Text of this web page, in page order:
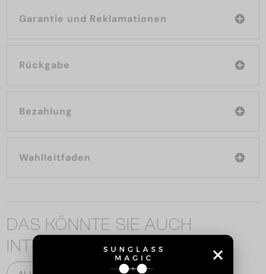
Garantie und Reklamationen
Rückgabe
Bezahlung
Wahlleitfaden
DAS KÖNNTE SIE AUCH
INTERESSIEREN